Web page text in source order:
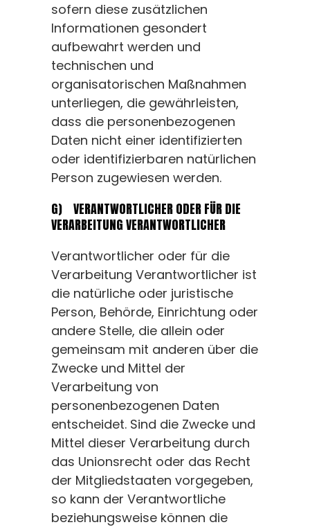
sofern diese zusätzlichen
Informationen gesondert
aufbewahrt werden und
technischen und
organisatorischen Maßnahmen
unterliegen, die gewährleisten,
dass die personenbezogenen
Daten nicht einer identifizierten
oder identifizierbaren natürlichen
Person zugewiesen werden.
G) VERANTWORTLICHER ODER FÜR DIE
VERARBEITUNG VERANTWORTLICHER
Verantwortlicher oder für die
Verarbeitung Verantwortlicher ist
die natürliche oder juristische
Person, Behörde, Einrichtung oder
andere Stelle, die allein oder
gemeinsam mit anderen über die
Zwecke und Mittel der
Verarbeitung von
personenbezogenen Daten
entscheidet. Sind die Zwecke und
Mittel dieser Verarbeitung durch
das Unionsrecht oder das Recht
der Mitgliedstaaten vorgegeben,
so kann der Verantwortliche
beziehungsweise können die